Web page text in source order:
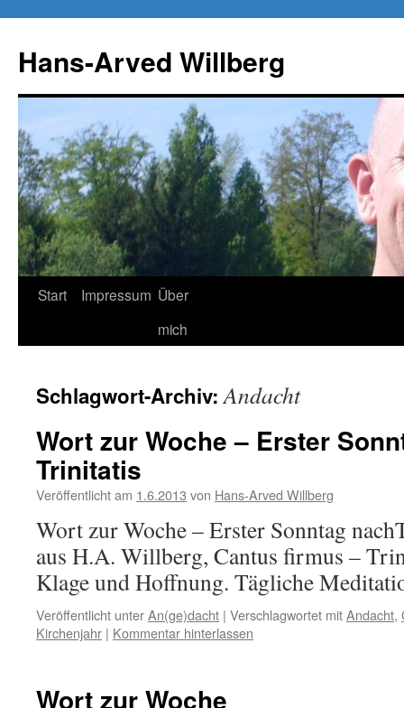
springen
Hans-Arved Willberg
Start Impressum Über
mich
Schlagwort-Archiv:Andacht
Wort zur Woche – Erster
Trinitatis
Veröffentlicht am 1.6.2013 von Hans-Arved Willberg
Wort zur Woche – Erster Sonntag
aus H.A. Willberg, Cantus firmus –
Klage und Hoffnung. Tägliche
Veröffentlicht unterAn(ge)dacht | Verschlagwortet mitAndacht,
Kirchenjahr | Kommentar hinterlassen
Wort zur Woche